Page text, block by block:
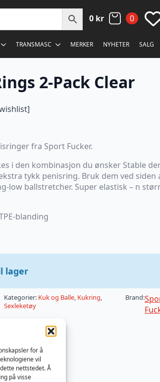
for å
vil
nettstedet. Å
på visse
0 kr 0
TRANSMASC MERKER NYHETER SALG
2-Pack Clear
fra Sport Fucker.
i den kombinasjon du ønsker Stable
tykk penisring. Bruk dem ved siden
low ballstretcher. Super elastisk – n
blanding
lager
Kategorier: Kuk og Balle, Kukring,
Sexleketøy
Brand: